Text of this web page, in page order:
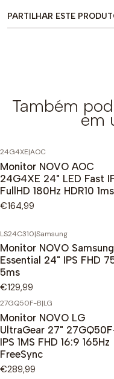
PARTILHAR ESTE
Também
em
24G4XE|AOC
Monitor NOVO AOC
24G4XE 24" LED Fast
FullHD 180Hz HDR10 1ms
€164,99
LS24C310|Samsung
Monitor NOVO Samsung
Essential 24" IPS FHD
5ms
€129,99
27GQ50F-B|LG
Monitor NOVO LG
UltraGear 27"
IPS 1MS FHD 16:9 165Hz
FreeSync
€289,99